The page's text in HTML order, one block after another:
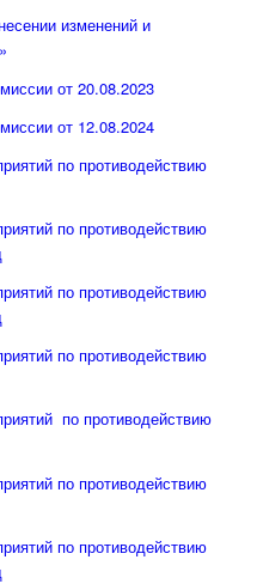
изменений и
от 20.08.2023
от 12.08.2024
по противодействию
по противодействию
по противодействию
по противодействию
по противодействию
по противодействию
по противодействию